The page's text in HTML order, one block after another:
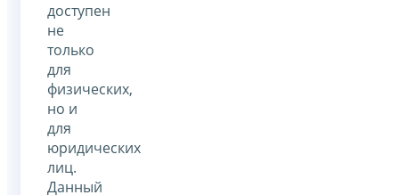
доступен
не
только
для
физических,
но и
для
юридических
лиц.
Данный